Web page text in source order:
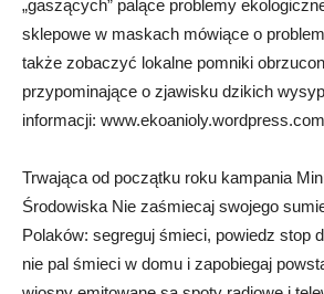
„gaszących” palące problemy
sklepowe w maskach mówiące o
także zobaczyć lokalne pomniki
przypominające o zjawisku dzikich
informacji: www.ekoanioly.wordpress.com
Trwająca od początku roku kampania
Środowiska Nie zaśmiecaj swojego
Polaków: segreguj śmieci, powiedz stop
nie pal śmieci w domu i zapobiegaj